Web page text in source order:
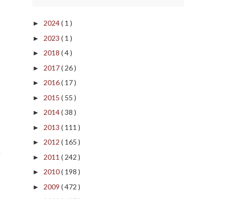
► 2024( 1 )
► 2023 ( 1 )
► 2018 ( 4 )
► 2017( 26 )
► 2016( 17 )
► 2015 ( 55 )
► 2014( 38 )
► 2013 ( 111 )
► 2012 ( 165 )
► 2011 ( 242 )
► 2010( 198 )
► 2009 ( 472 )